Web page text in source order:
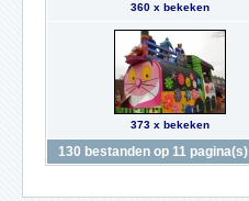
360 x bekeken
373 x bekeken
130 bestanden op 11 pagina(s)